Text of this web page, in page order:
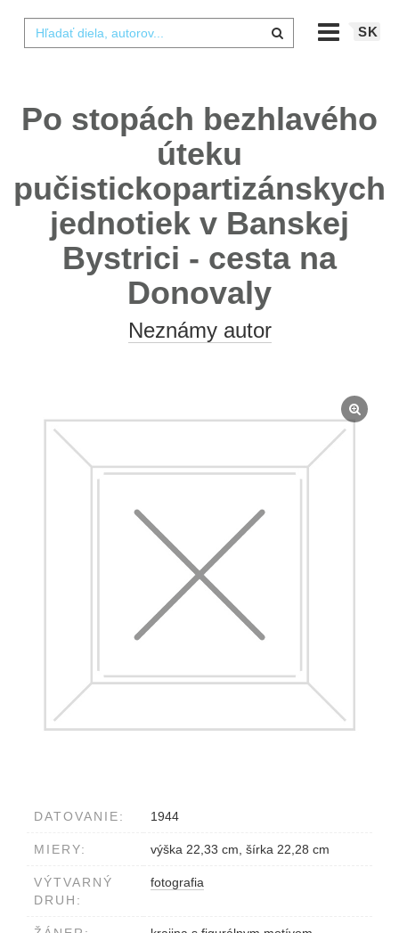
SK
Po stopách bezhlavého
úteku
pučistickopartizánskych
jednotiek v Banskej
Bystrici - cesta na
Donovaly
Neznámy autor
DATOVANIE: 1944
MIERY: výška 22,33 cm, šírka 22,28 cm
VÝTVARNÝ
DRUH:
fotografia